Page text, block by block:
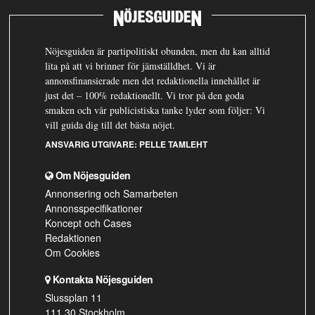
Nöjesguiden är partipolitiskt obunden, men du kan alltid
lita på att vi brinner för jämställdhet. Vi är
annonsfinansierade men det redaktionella innehållet är
just det – 100% redaktionellt. Vi tror på den goda
smaken och vår publicistiska tanke lyder som följer: Vi
vill guida dig till det bästa nöjet.
ANSVARIG UTGIVARE: PELLE TAMLEHT
Om Nöjesguiden
Annonsering och Samarbeten
Annonsspecifikationer
Koncept och Cases
Redaktionen
Om Cookies
Kontakta Nöjesguiden
Slussplan 11
111 30 Stockholm